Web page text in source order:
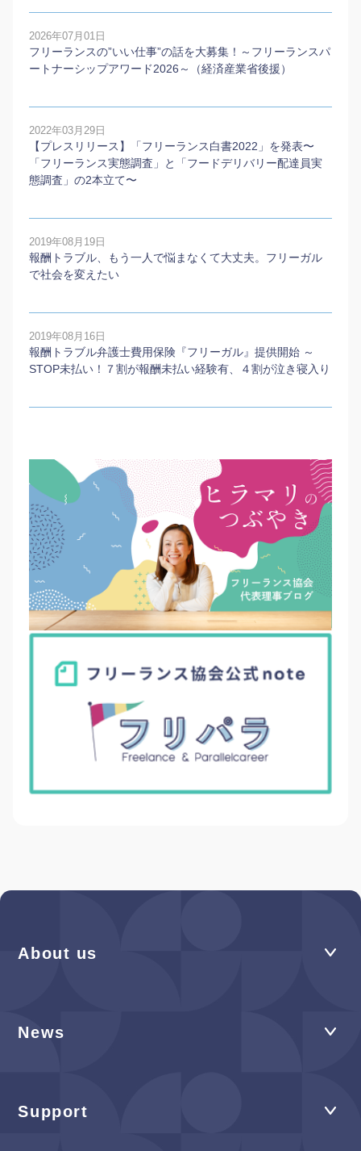
2026年07月01日
フリーランスの”いい仕事”の話を大募集！～フリーランスパ
ートナーシップアワード2026～（経済産業省後援）
2022年03月29日
【プレスリリース】「フリーランス白書2022」を発表〜
「フリーランス実態調査」と「フードデリバリー配達員実
態調査」の2本⽴て〜
2019年08月19日
報酬トラブル、もう一人で悩まなくて大丈夫。フリーガル
で社会を変えたい
2019年08月16日
報酬トラブル弁護士費用保険『フリーガル』提供開始 ～
STOP未払い！７割が報酬未払い経験有、４割が泣き寝入り
About us
News
Support